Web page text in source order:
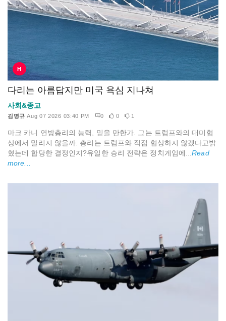
H
다리는 아름답지만 미국 욕심 지나쳐
사회&종교
김명규 Aug 07 2026 03:40 PM 0 0 1
마크 카니 연방총리의 능력, 믿을 만한가. 그는 트럼프와의 대미협
상에서 밀리지 않을까. 총리는 트럼프와 직접 협상하지 않겠다고밝
혔는데 합당한 결정인지?유일한 승리 전략은 정치게임에...Read
more...